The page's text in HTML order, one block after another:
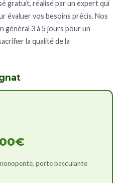
gratuit, réalisé par un expert qui
évaluer vos besoins précis. Nos
général 3 à 5 jours pour un
la qualité de la
porte basculante